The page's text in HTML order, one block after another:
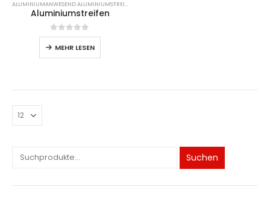
ALUMINIUMANWESENDALUMINIUMSTREIFEN
Aluminiumstreifen
0Von 5
MEHR LESEN
Suchen